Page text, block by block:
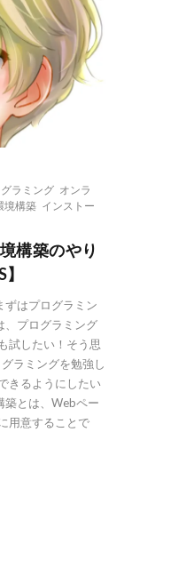
ラミング オンラ
境構築 インストー
構築のやり
ずはプログラミン
、プログラミング
試したい！そう思
ラミングを勉強し
きるようにしたい
築とは、Webペー
用意することで